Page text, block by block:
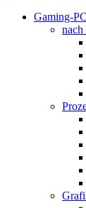
Gaming-PC
nach